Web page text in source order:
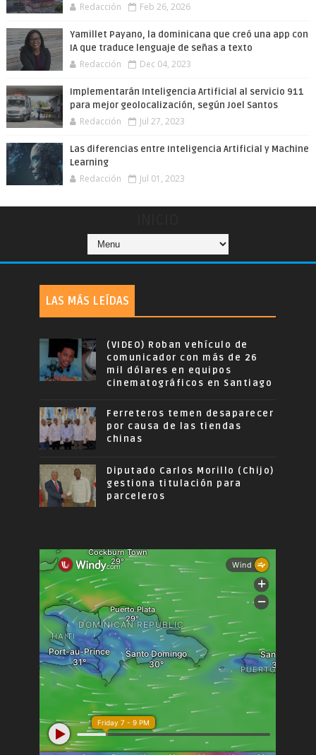
Redacción Feb 26, 2026
Yamillet Payano, la dominicana que creó una app con
IA que traduce lenguaje de señas a texto
Redacción Dec 04, 2023
Implementarán Inteligencia Artificial al servicio 911
para mejor geolocalización, según Joel Santos
Redacción Jul 27, 2023
Las diferencias entre Inteligencia Artificial y Machine
Learning
Redacción Jul 01, 2023
LAS MÁS LEÍDAS
(VIDEO) Roban vehículo de
comunicador con más de 26
mil dólares en equipos
cinematográficos en Santiago
Ferreteros temen desaparecer
por causa de las tiendas
chinas
Diputado Carlos Morillo (Chijo)
gestiona titulación para
parceleros